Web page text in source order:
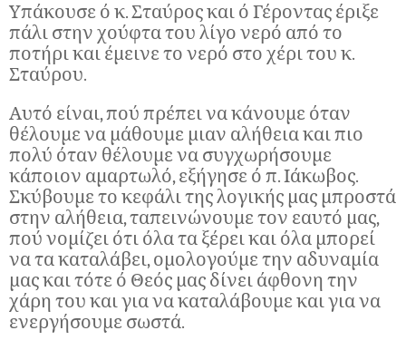
Υπάκουσε ό κ. Σταύρος και ό Γέροντας έριξε
πάλι στην χούφτα του λίγο νερό από το
ποτήρι και έμεινε το νερό στο χέρι του κ.
Σταύρου.
Αυτό είναι, πού πρέπει να κάνουμε όταν
θέλουμε να μάθουμε μιαν αλήθεια και πιο
πολύ όταν θέλουμε να συγχωρήσουμε
κάποιον αμαρτωλό, εξήγησε ό π. Ιάκωβος.
Σκύβουμε το κεφάλι της λογικής μας μπροστά
στην αλήθεια, ταπεινώνουμε τον εαυτό μας,
πού νομίζει ότι όλα τα ξέρει και όλα μπορεί
να τα καταλάβει, ομολογούμε την αδυναμία
μας και τότε ό Θεός μας δίνει άφθονη την
χάρη του και για να καταλάβουμε και για να
ενεργήσουμε σωστά.